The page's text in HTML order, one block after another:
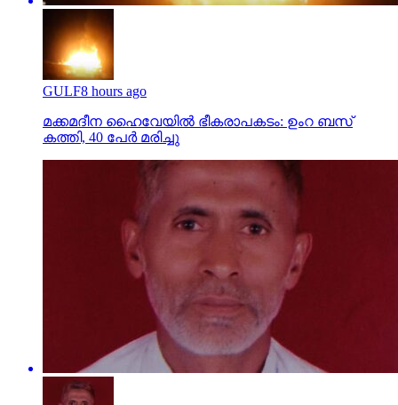
GULF8 hours ago
മക്കമദീന ഹൈവേയില്‍ ഭീകരാപകടം: ഉംറ ബസ്
കത്തി, 40 പേര്‍ മരിച്ചു